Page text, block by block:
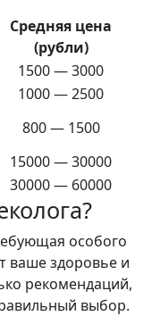
Средняя цена
(рубли)
1500 — 3000
1000 — 2500
800 — 1500
15000 — 30000
30000 — 60000
особого
ваше здоровье и
рекомендаций,
выбор.